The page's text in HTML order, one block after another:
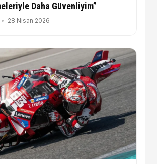
Daha Güvenliyim”
28 Nisan 2026